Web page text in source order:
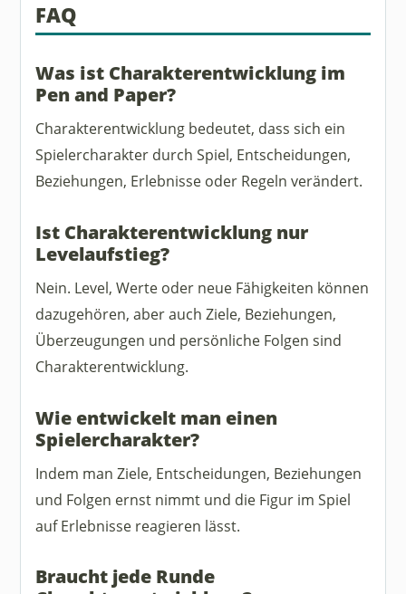
FAQ
Was ist Charakterentwicklung im
Pen and Paper?
Charakterentwicklung bedeutet, dass sich ein
Spielercharakter durch Spiel, Entscheidungen,
Beziehungen, Erlebnisse oder Regeln verändert.
Ist Charakterentwicklung nur
Levelaufstieg?
Nein. Level, Werte oder neue Fähigkeiten können
dazugehören, aber auch Ziele, Beziehungen,
Überzeugungen und persönliche Folgen sind
Charakterentwicklung.
Wie entwickelt man einen
Spielercharakter?
Indem man Ziele, Entscheidungen, Beziehungen
und Folgen ernst nimmt und die Figur im Spiel
auf Erlebnisse reagieren lässt.
Braucht jede Runde